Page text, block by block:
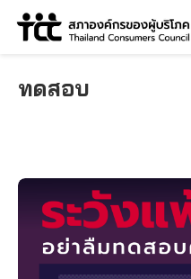
Skip
ทดสอบ